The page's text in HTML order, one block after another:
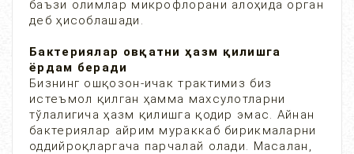
баъзи олимлар микрофлорани алоҳида орган
деб ҳисоблашади.
Бактериялар овқатни ҳазм қилишга
ёрдам беради
Бизнинг ошқозон-ичак трактимиз биз
истеъмол қилган ҳамма махсулотларни
тўлалигича ҳазм қилишга қодир эмас. Айнан
бактериялар айрим мураккаб бирикмаларни
оддийроқларгача парчалай олади. Масалан,